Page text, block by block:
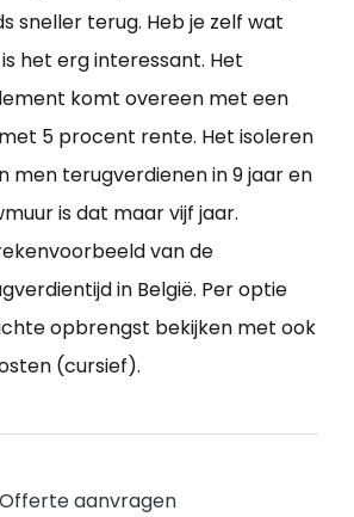
sneller terug. Heb je zelf wat
het erg interessant. Het
komt overeen met een
5 procent rente. Het isoleren
men terugverdienen in 9 jaar en
is dat maar vijf jaar.
van de
in België. Per optie
opbrengst bekijken met ook
(cursief).
Offerte aanvragen